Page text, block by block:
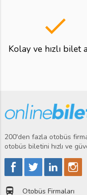
done
Kolay ve hızlı bilet
200'den fazla otobüs
otobüs biletini hızlı ve
directions_bus Otobüs Firmaları